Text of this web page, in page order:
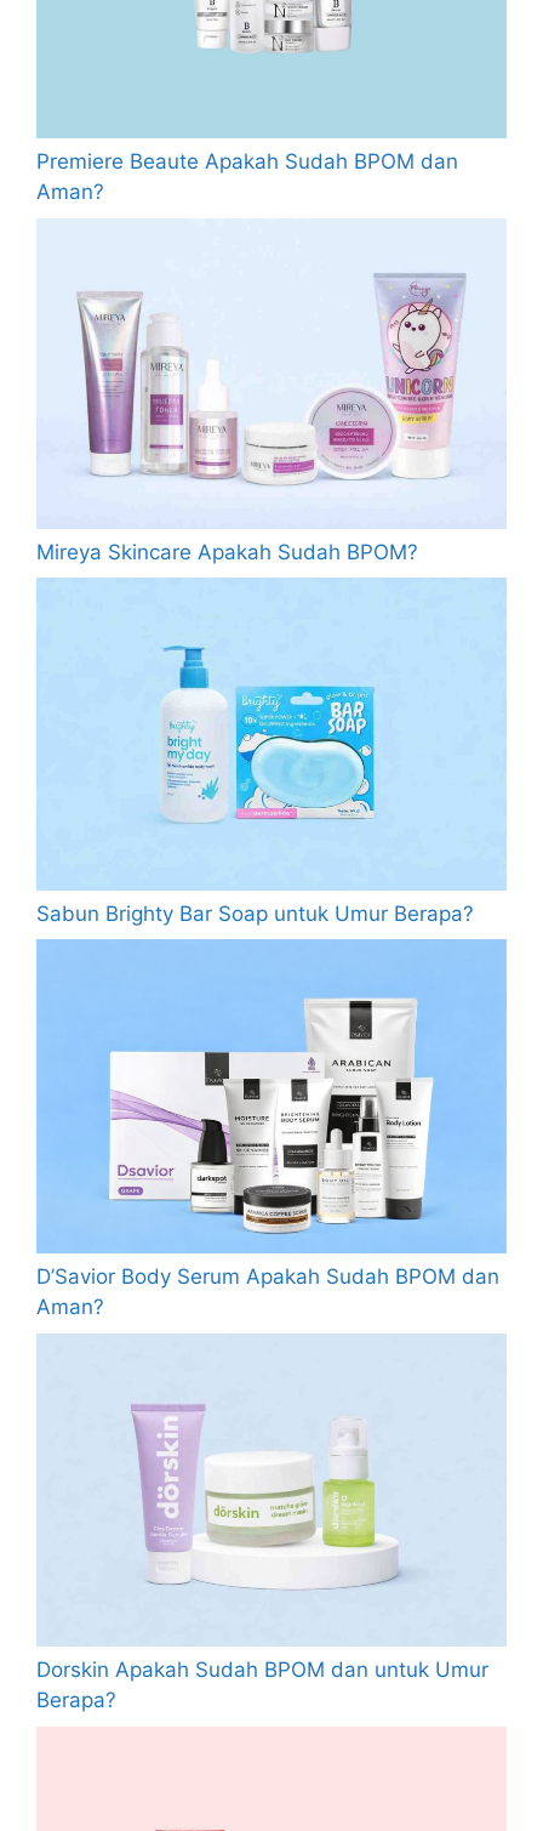
Premiere Beaute Apakah Sudah BPOM dan
Aman?
Mireya Skincare Apakah Sudah BPOM?
Sabun Brighty Bar Soap untuk Umur Berapa?
D’Savior Body Serum Apakah Sudah BPOM dan
Aman?
Dorskin Apakah Sudah BPOM dan untuk Umur
Berapa?